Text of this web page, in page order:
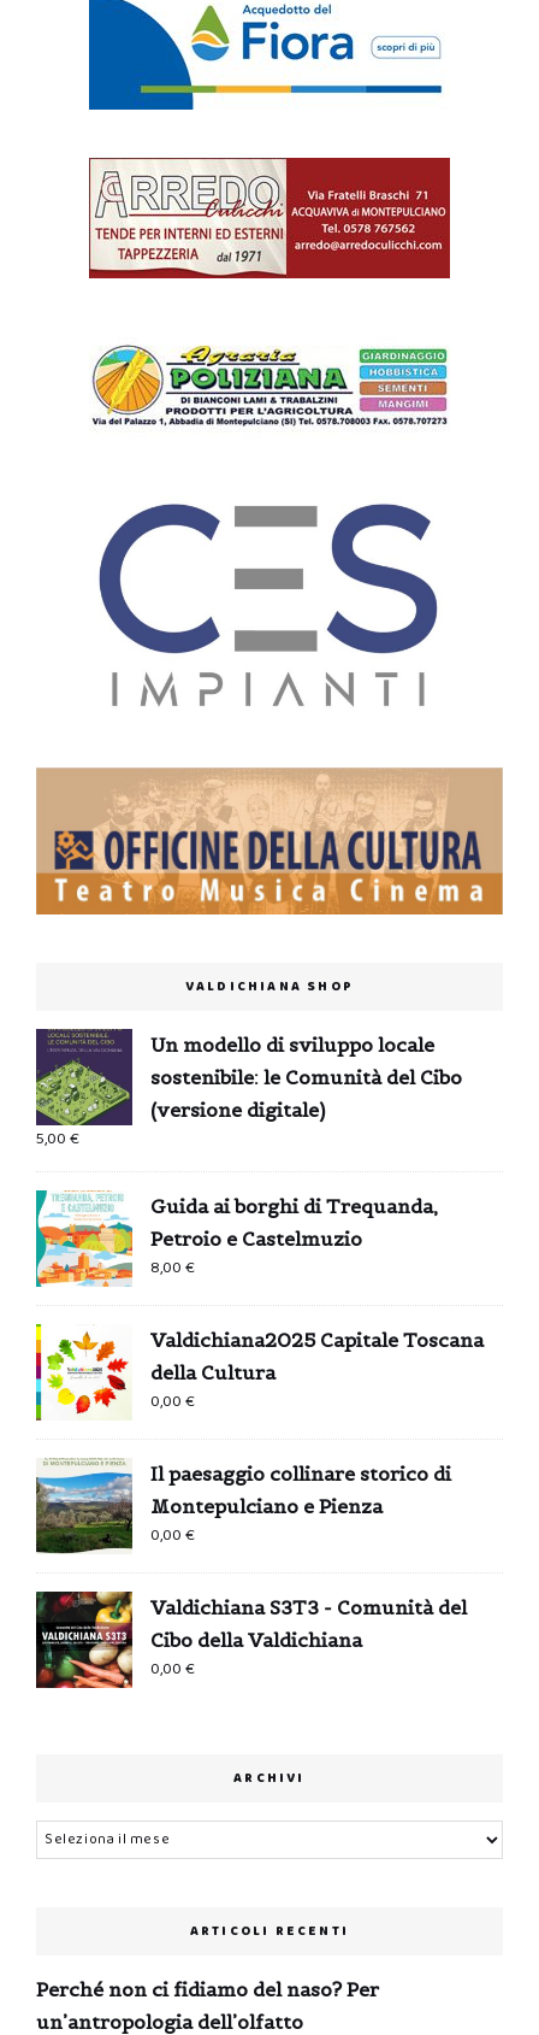
VALDICHIANA SHOP
Un modello di sviluppo locale
sostenibile: le Comunità del Cibo
(versione digitale)
5,00€
Guida ai borghi di Trequanda,
Petroio e Castelmuzio
8,00€
Valdichiana2025 Capitale Toscana
della Cultura
0,00€
Il paesaggio collinare storico di
Montepulciano e Pienza
0,00€
Valdichiana S3T3 - Comunità del
Cibo della Valdichiana
0,00€
ARCHIVI
Archivi
ARTICOLI RECENTI
Perché non ci fidiamo del naso? Per
un’antropologia dell’olfatto